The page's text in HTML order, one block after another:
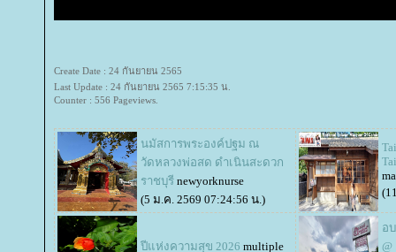
Create Date : 24 กันยายน 2565
Last Update : 24 กันยายน 2565 7:15:35 น.
Counter : 556 Pageviews.
นมัสการพระองค์ปฐม ณ
วัดหลวงพ่อสด ดำเนินสะดวก
ราชบุรี newyorknurse
(5 ม.ค. 2569 07:24:56 น.)
ปีแห่งความสุข 2026 multiple
อ